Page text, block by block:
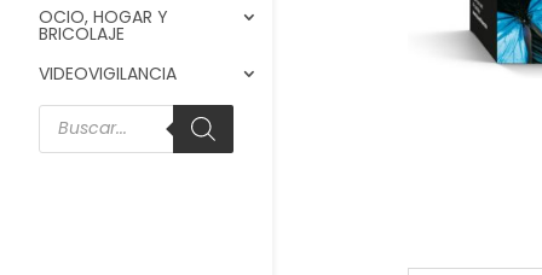
OCIO, HOGAR Y
BRICOLAJE
VIDEOVIGILANCIA
Búsqueda
de